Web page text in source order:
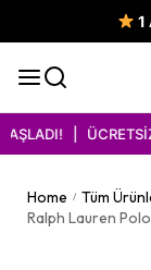
1
| ÜCRETSİZ
Home / Tüm
Ralph Lauren